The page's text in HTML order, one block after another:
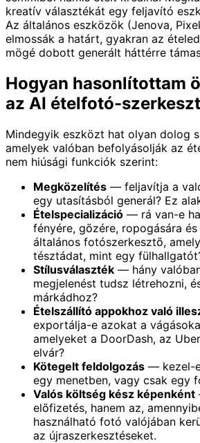
kreatív választékát egy feljavító
Az általános eszközök (Jenova,
elmossák a határt, gyakran az
mögé dobott generált háttérre
Hogyan hasonlítottam
az AI ételfotó-
Mindegyik eszközt hat olyan dolog
amelyek valóban befolyásolják az
nem hiúsági funkciók szerint:
Megközelítés — feljavítja a
egy utasításból generál? Ez
Ételspecializáció — rá van-e
fényére, gőzére, ropogására
általános fotószerkesztő,
tésztádat, mint egy
Stílusválaszték — hány
megjelenést tudsz létrehozni,
márkádhoz?
Ételszállító appokhoz való
exportálja-e azokat a
amelyeket a DoorDash, az
elvár?
Kötegelt feldolgozás — kezel-
egy menetben, vagy csak egy
Valós költség kész képenként
előfizetés, hanem az,
használható fotó valójában
az újraszerkesztéseket.